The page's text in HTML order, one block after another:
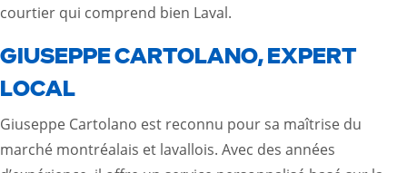
courtier qui comprend bien Laval.
GIUSEPPE CARTOLANO, EXPERT
LOCAL
Giuseppe Cartolano est reconnu pour sa maîtrise du
marché montréalais et lavallois. Avec des années